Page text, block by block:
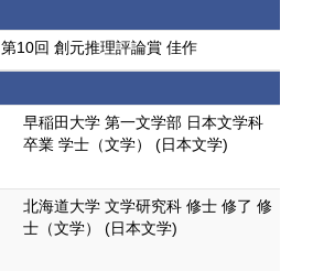
第10回 創元推理評論賞 佳作
早稲田大学 第一文学部 日本文学科
卒業 学士（文学） (日本文学)
北海道大学 文学研究科 修士 修了 修
士（文学） (日本文学)